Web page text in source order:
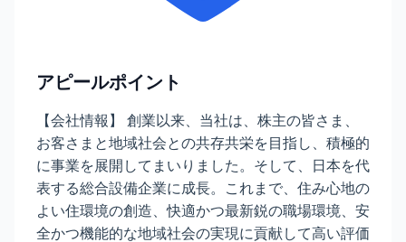
アピールポイント
【会社情報】 創業以来、当社は、株主の皆さま、
お客さまと地域社会との共存共栄を目指し、積極的
に事業を展開してまいりました。そして、日本を代
表する総合設備企業に成長。これまで、住み心地の
よい住環境の創造、快適かつ最新鋭の職場環境、安
全かつ機能的な地域社会の実現に貢献して高い評価